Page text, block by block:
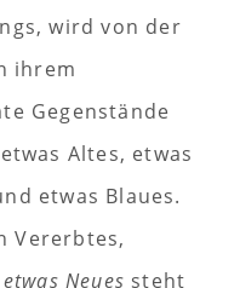
wird von der
ihrem
Gegenstände
Altes, etwas
etwas Blaues.
Vererbtes,
etwas Neues steht